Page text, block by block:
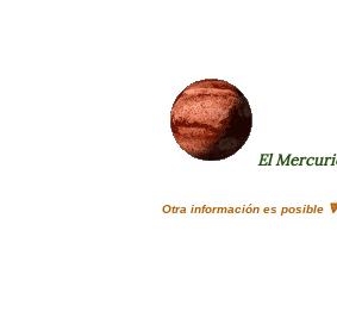
El
Otra información es posible